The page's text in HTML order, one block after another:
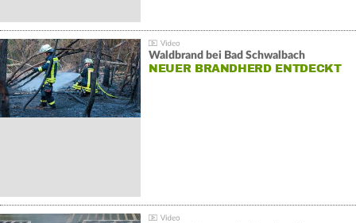
Waldbrand bei Bad Schwalbach
NEUER BRANDHERD ENTDECKT